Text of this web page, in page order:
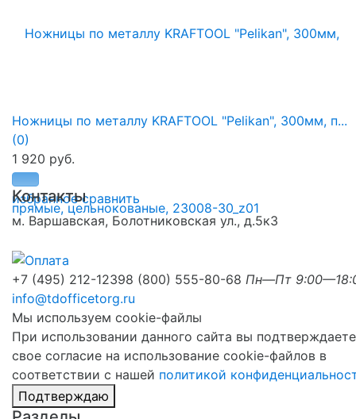
избранное сравнить
Ножницы по металлу KRAFTOOL "Pelikan", 300мм, п...
(0)
1 920 руб.
Контакты
м. Варшавская, Болотниковская ул., д.5к3
+7 (495) 212-12398 (800) 555-80-68 Пн—Пт
info@tdofficetorg.ru
Мы используем cookie-файлы
При использовании данного сайта вы подтверждаете
свое согласие на использование cookie-файлов в
соответствии с нашей политикой
Подтверждаю